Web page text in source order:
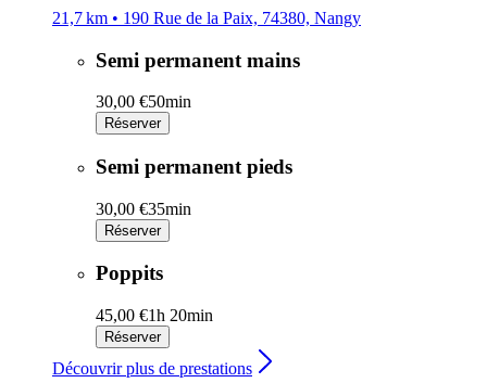
21,7 km • 190 Rue de la Paix, 74380, Nangy
Semi permanent mains
30,00 €50min
Réserver
Semi permanent pieds
30,00 €35min
Réserver
Poppits
45,00 €1h 20min
Réserver
Découvrir plus de prestations